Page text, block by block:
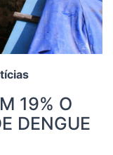
19% O
DENGUE